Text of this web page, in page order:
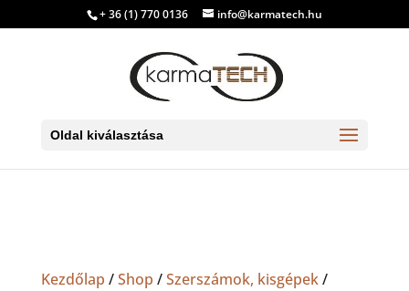
+ 36 (1) 770 0136 info@karmatech.hu
Oldal kiválasztása
Kezdőlap /Shop /Szerszámok, kisgépek/